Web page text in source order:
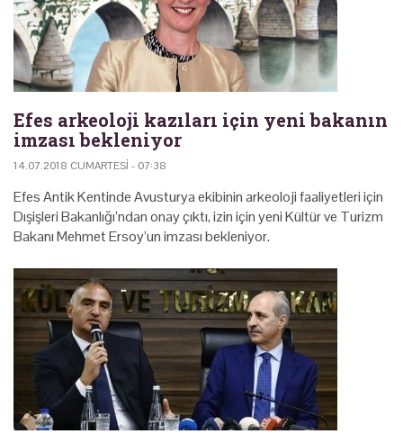
Efes arkeoloji kazıları için yeni bakanın
imzası bekleniyor
14.07.2018 CUMARTESI - 07:38
Efes Antik Kentinde Avusturya ekibinin arkeoloji faaliyetleri için
Dışişleri Bakanlığı’ndan onay çıktı, izin için yeni Kültür ve Turizm
Bakanı Mehmet Ersoy’un imzası bekleniyor.